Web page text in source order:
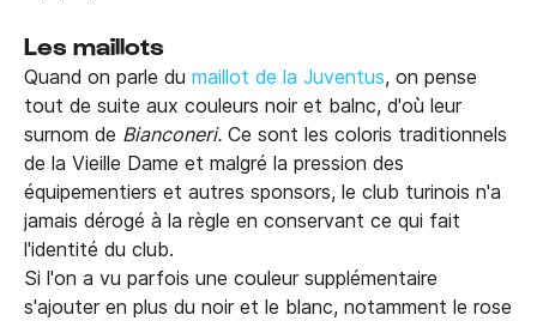
Les maillots
Quand on parle du maillot de la Juventus, on pense
tout de suite aux couleurs noir et balnc, d'où leur
surnom de Bianconeri. Ce sont les coloris traditionnels
de la Vieille Dame et malgré la pression des
équipementiers et autres sponsors, le club turinois n'a
jamais dérogé à la règle en conservant ce qui fait
l'identité du club.
Si l'on a vu parfois une couleur supplémentaire
s'ajouter en plus du noir et le blanc, notamment le rose